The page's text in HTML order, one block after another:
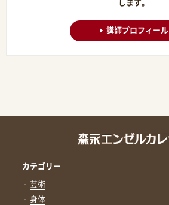
します。
講師プロフィール
カテゴリー
芸術
身体